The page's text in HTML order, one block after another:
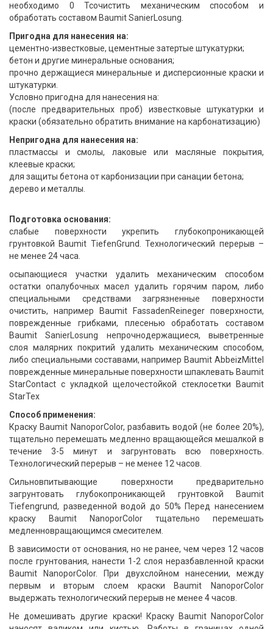
необходимо 0 Tcочистить механическим способом и
обработать составом Baumit SanierLosung.
Пригодна для нанесения на:
цементно-известковые, цементные затертые штукатурки;
бетон и другие минеральные основания;
прочно держащиеся минеральные и дисперсионные краски и
штукатурки.
Условно пригодна для нанесения на:
(после предварительных проб) известковые штукатурки и
краски (обязательно обратить внимание на карбонатизацию)
Непригодна для нанесения на:
пластмассы и смолы, лаковые или масляные покрытия,
клеевые краски;
для защиты бетона от карбонизации при санации бетона;
дерево и металлы.
Подготовка основания:
слабые поверхности укрепить глубокопроникающей
грунтовкой Baumit TiefenGrund. Технологический перерыв –
не менее 24 часа.
осыпающиеся участки удалить механическим способом
остатки опалубочных масел удалить горячим паром, либо
специальными средствами загрязненные поверхности
очистить, например Baumit FassadenReineger поверхности,
поврежденные грибками, плесенью обработать составом
Baumit SanierLosung непрочнодержащиеся, выветренные
слоя малярних покритий удалить механическим способом,
либо специальными составами, например Baumit AbbeizMittel
поврежденные минеральные поверхности шпаклевать Baumit
StarContact с укладкой щелочестойкой стеклосетки Baumit
StarTex
Способ применения:
Краску Baumit NanoporColor, разбавить водой (не более 20%),
тщательно перемешать медленно вращающейся мешалкой в
течение 3-5 минут и загрунтовать всю поверхность.
Технологический перерыв – не менее 12 часов.
Сильновпитывающие поверхности предварительно
загрунтовать глубокопроникающей грунтовкой Baumit
Tiefengrund, разведенной водой до 50% Перед нанесением
краску Baumit NanoporColor тщательно перемешать
медленновращающимся смесителем.
В зависимости от основания, но не ранее, чем через 12 часов
после грунтования, нанести 1-2 слоя неразбавленной краски
Baumit NanoporColor. При двухслойном нанесении, между
первым и вторым слоем краски Baumit NanoporColor
выдержать технологический перерыв не менее 4 часов.
Не домешивать другие краски! Краску Baumit NanoporColor